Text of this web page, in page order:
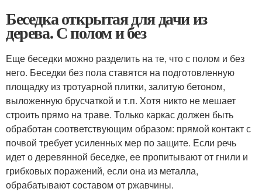
Беседка открытая для дачи из
дерева. С полом и без
Еще беседки можно разделить на те, что с полом и без
него. Беседки без пола ставятся на подготовленную
площадку из тротуарной плитки, залитую бетоном,
выложенную брусчаткой и т.п. Хотя никто не мешает
строить прямо на траве. Только каркас должен быть
обработан соответствующим образом: прямой контакт с
почвой требует усиленных мер по защите. Если речь
идет о деревянной беседке, ее пропитывают от гнили и
грибковых поражений, если она из металла,
обрабатывают составом от ржавчины.